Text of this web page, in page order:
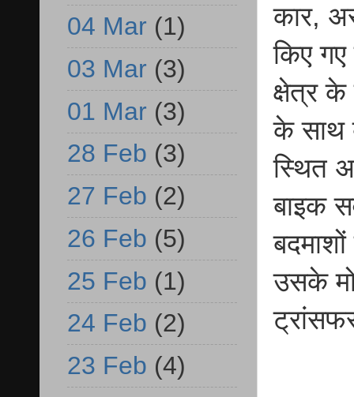
कार,
किए
क्षेत्र के
के साथ
स्थित
बाइक
उसके
04 Mar (1)
03 Mar (3)
01 Mar (3)
28 Feb (3)
27 Feb (2)
26 Feb (5)
25 Feb (1)
24 Feb (2)
23 Feb (4)